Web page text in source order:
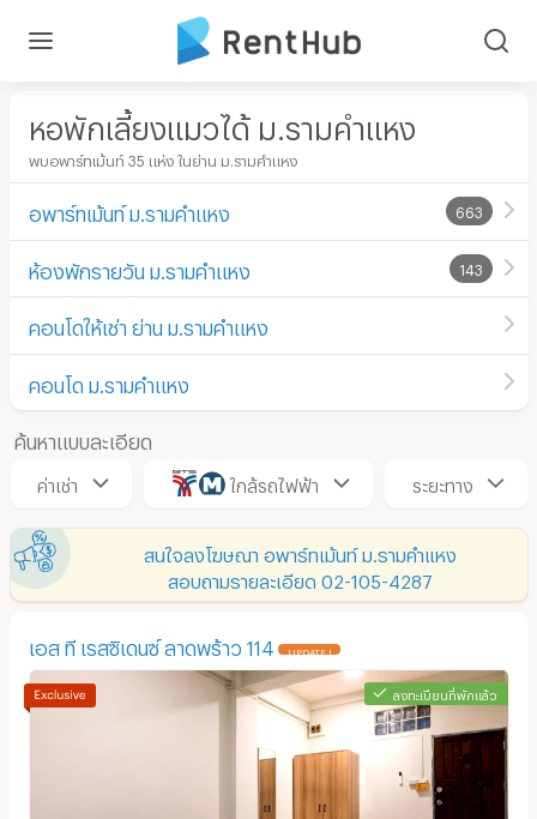
หอพักเลี้ยงแมวได้ ม.รามคำแหง
พบอพาร์ทเม้นท์ 35 แห่ง ในย่าน ม.รามคำแหง
อพาร์ทเม้นท์ ม.รามคำแหง 663
ห้องพักรายวัน ม.รามคำแหง 143
คอนโดให้เช่า ย่าน ม.รามคำแหง
คอนโด ม.รามคำแหง
ค้นหาแบบละเอียด
ค่าเช่า ใกล้รถไฟฟ้า ระยะทาง
สนใจลงโฆษณา อพาร์ทเม้นท์ ม.รามคำแหง
สอบถามรายละเอียด 02-105-4287
เอส ที เรสซิเดนซ์ ลาดพร้าว 114 UPDATE !
ลงทะเบียนที่พักแล้ว